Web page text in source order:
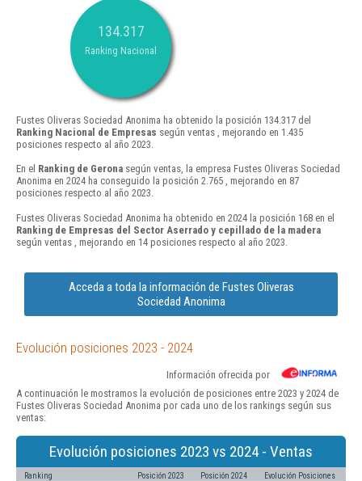
134.317
Ranking Nacional
Fustes Oliveras Sociedad Anonima ha obtenido la posición 134.317 del
Ranking Nacional de Empresas según ventas , mejorando en 1.435
posiciones respecto al año 2023.
En el Ranking de Gerona según ventas, la empresa Fustes Oliveras Sociedad
Anonima en 2024 ha conseguido la posición 2.765 , mejorando en 87
posiciones respecto al año 2023.
Fustes Oliveras Sociedad Anonima ha obtenido en 2024 la posición 168 en el
Ranking de Empresas del Sector Aserrado y cepillado de la madera
según ventas , mejorando en 14 posiciones respecto al año 2023.
Acceda a toda la información de Fustes Oliveras
Sociedad Anonima
Evolución posiciones 2023 - 2024
Información ofrecida por
A continuación le mostramos la evolución de posiciones entre 2023 y 2024 de
Fustes Oliveras Sociedad Anonima por cada uno de los rankings según sus
ventas:
Evolución posiciones 2023 vs 2024 - Ventas
Ranking Posición 2023 Posición 2024 Evolución Posiciones